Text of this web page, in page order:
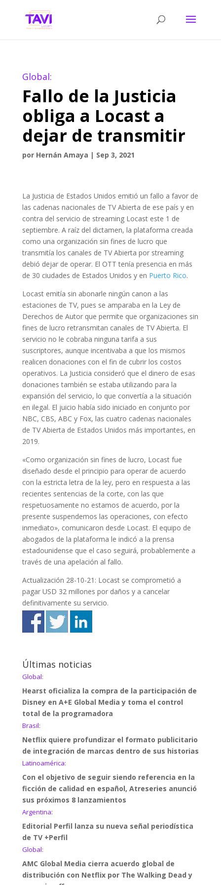
Global:
Fallo de la Justicia
obliga a Locast a
dejar de transmitir
por Hernán Amaya | Sep 3, 2021
La Justicia de Estados Unidos emitió un fallo a favor de
las cadenas nacionales de TV Abierta de ese país y en
contra del servicio de streaming Locast este 1 de
septiembre. A raíz del dictamen, la plataforma creada
como una organización sin fines de lucro que
transmitía los canales de TV Abierta por streaming
debió dejar de operar. El OTT tenía presencia en más
de 30 ciudades de Estados Unidos y en Puerto Rico.
Locast emitía sin abonarle ningún canon a las
estaciones de TV, pues se amparaba en la Ley de
Derechos de Autor que permite que organizaciones sin
fines de lucro retransmitan canales de TV Abierta. El
servicio no le cobraba ninguna tarifa a sus
suscriptores, aunque incentivaba a que los mismos
realicen donaciones con el fin de cubrir los costos
operativos. La Justicia consideró que el dinero de esas
donaciones también se estaba utilizando para la
expansión del servicio, lo que convertía a la situación
en ilegal. El juicio había sido iniciado en conjunto por
NBC, CBS, ABC y Fox, las cuatro cadenas nacionales
de TV Abierta de Estados Unidos más importantes, en
2019.
«Como organización sin fines de lucro, Locast fue
diseñado desde el principio para operar de acuerdo
con la estricta letra de la ley, pero en respuesta a las
recientes sentencias de la corte, con las que
respetuosamente no estamos de acuerdo, por la
presente suspendemos las operaciones, con efecto
inmediato», comunicaron desde Locast. El equipo de
abogados de la plataforma le indicó a la prensa
estadounidense que el caso seguirá, probablemente a
través de una apelación al fallo.
Actualización 28-10-21: Locast se comprometió a
pagar USD 32 millones por daños y a cancelar
definitivamente su servicio.
Últimas noticias
Global:
Hearst oficializa la compra de la participación de
Disney en A+E Global Media y toma el control
total de la programadora
Brasil:
Netflix quiere profundizar el formato publicitario
de integración de marcas dentro de sus historias
Latinoamérica:
Con el objetivo de seguir siendo referencia en la
ficción de calidad en español, Atreseries anunció
sus próximos 8 lanzamientos
Argentina:
Editorial Perfil lanza su nueva señal periodística
de TV +Perfil
Global:
AMC Global Media cierra acuerdo global de
distribución con Netflix por The Walking Dead y